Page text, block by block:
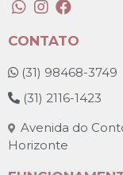
CONTATO
(31) 98468-3749
(31) 2116-1423
Avenida do
Horizonte